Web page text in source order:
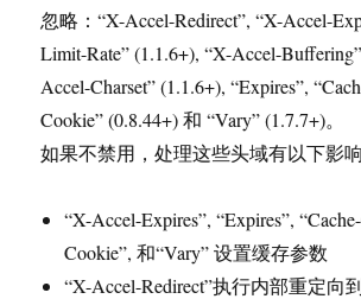
忽略：“X-Accel-Redirect”, “X-Accel-
Limit-Rate” (1.1.6+), “X-Accel-
Accel-Charset” (1.1.6+), “Expires”,
Cookie” (0.8.44+) 和 “Vary” (1.7.7+)。
如果不禁用，处理这些头域有以下影响
“X-Accel-Expires”, “Expires”,
Cookie”, 和“Vary” 设置缓存参数
“X-Accel-Redirect”执行内部重定向